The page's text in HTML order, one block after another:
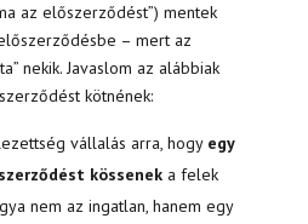
az előszerződést”) mentek
– mert az
nekik. Javaslom az alábbiak
kötnének:
vállalás arra, hogy egy
kösseneka felek
nem az ingatlan, hanem egy